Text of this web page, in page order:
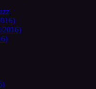
2016)